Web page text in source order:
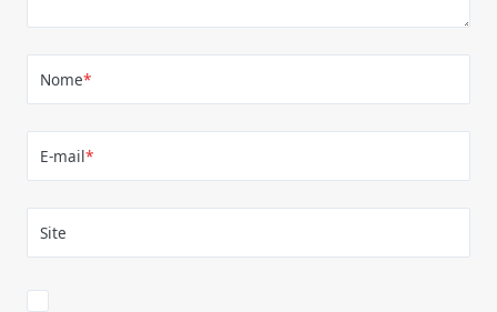
Nome*
E-mail*
Site